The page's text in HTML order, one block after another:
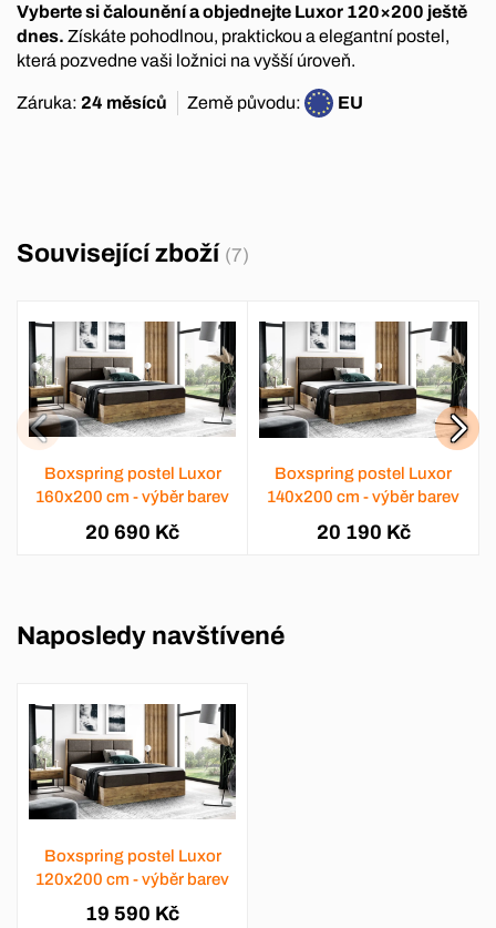
Vyberte si čalounění a objednejte Luxor 120×200 ještě
dnes. Získáte pohodlnou, praktickou a elegantní postel,
která pozvedne vaši ložnici na vyšší úroveň.
Záruka: 24 měsíců Země původu: EU
Související zboží (7)
Boxspring postel Luxor
160x200 cm - výběr barev
20 690 Kč
Boxspring postel Luxor
140x200 cm - výběr barev
20 190 Kč
Naposledy navštívené
Boxspring postel Luxor
120x200 cm - výběr barev
19 590 Kč